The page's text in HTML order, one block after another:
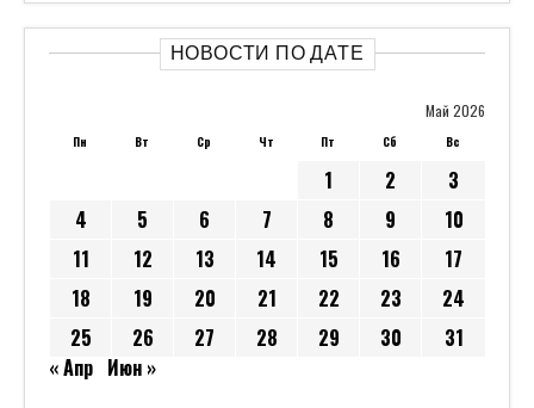
НОВОСТИ ПО ДАТЕ
Май 2026
Пн Вт Ср Чт Пт Сб Вс
1 2
3
4
5 6 7 8 9
10
11
12 13 14 15 16
17
18
19 20 21 22 23
24
25
26 27 28 29 30
31
« Апр Июн »